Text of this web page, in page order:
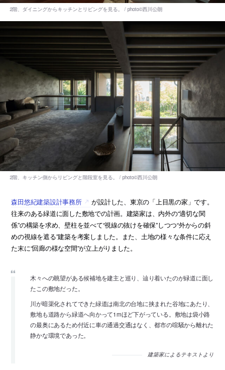
森田悠紀建築設計事務所
が設計した、東京の「上目黒の家」です。
往来のある緑道に面した敷地での計画。建築家は、内外の“適切な関
係”の構築を求め、壁柱を並べて“視線の抜けを確保”しつつ“外からの斜
めの視線を遮る”建築を考案しました。また、土地の様々な条件に応え
た末に“回廊の様な空間”が立上がりました。
木々への眺望がある候補地を建主と巡り、辿り着いたのが緑道に面し
たこの敷地だった。
川が暗渠化されてできた緑道は南北の台地に挟まれた谷地にあたり、
敷地も道路から緑道へ向かって1mほど下がっている。敷地は袋小路
の最奥にあるため付近に車の通過交通はなく、都市の喧騒から離れた
静かな環境であった。
建築家によるテキストより